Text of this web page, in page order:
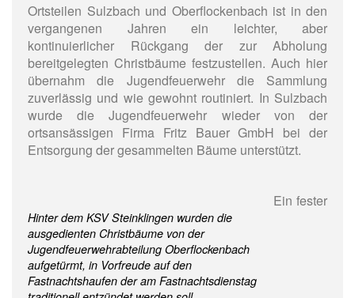
Ortsteilen Sulzbach und Oberflockenbach ist in den
vergangenen Jahren ein leichter, aber
kontinuierlicher Rückgang der zur Abholung
bereitgelegten Christbäume festzustellen. Auch hier
übernahm die Jugendfeuerwehr die Sammlung
zuverlässig und wie gewohnt routiniert. In Sulzbach
wurde die Jugendfeuerwehr wieder von der
ortsansässigen Firma Fritz Bauer GmbH bei der
Entsorgung der gesammelten Bäume unterstützt.
Hinter dem KSV Steinklingen wurden die
ausgedienten Christbäume von der
Jugendfeuerwehrabteilung Oberflockenbach
aufgetürmt, in Vorfreude auf den
Fastnachtshaufen der am Fastnachtsdienstag
Ein fester